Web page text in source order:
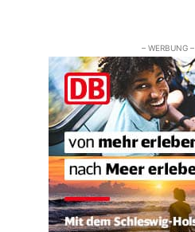
– WERBUNG –